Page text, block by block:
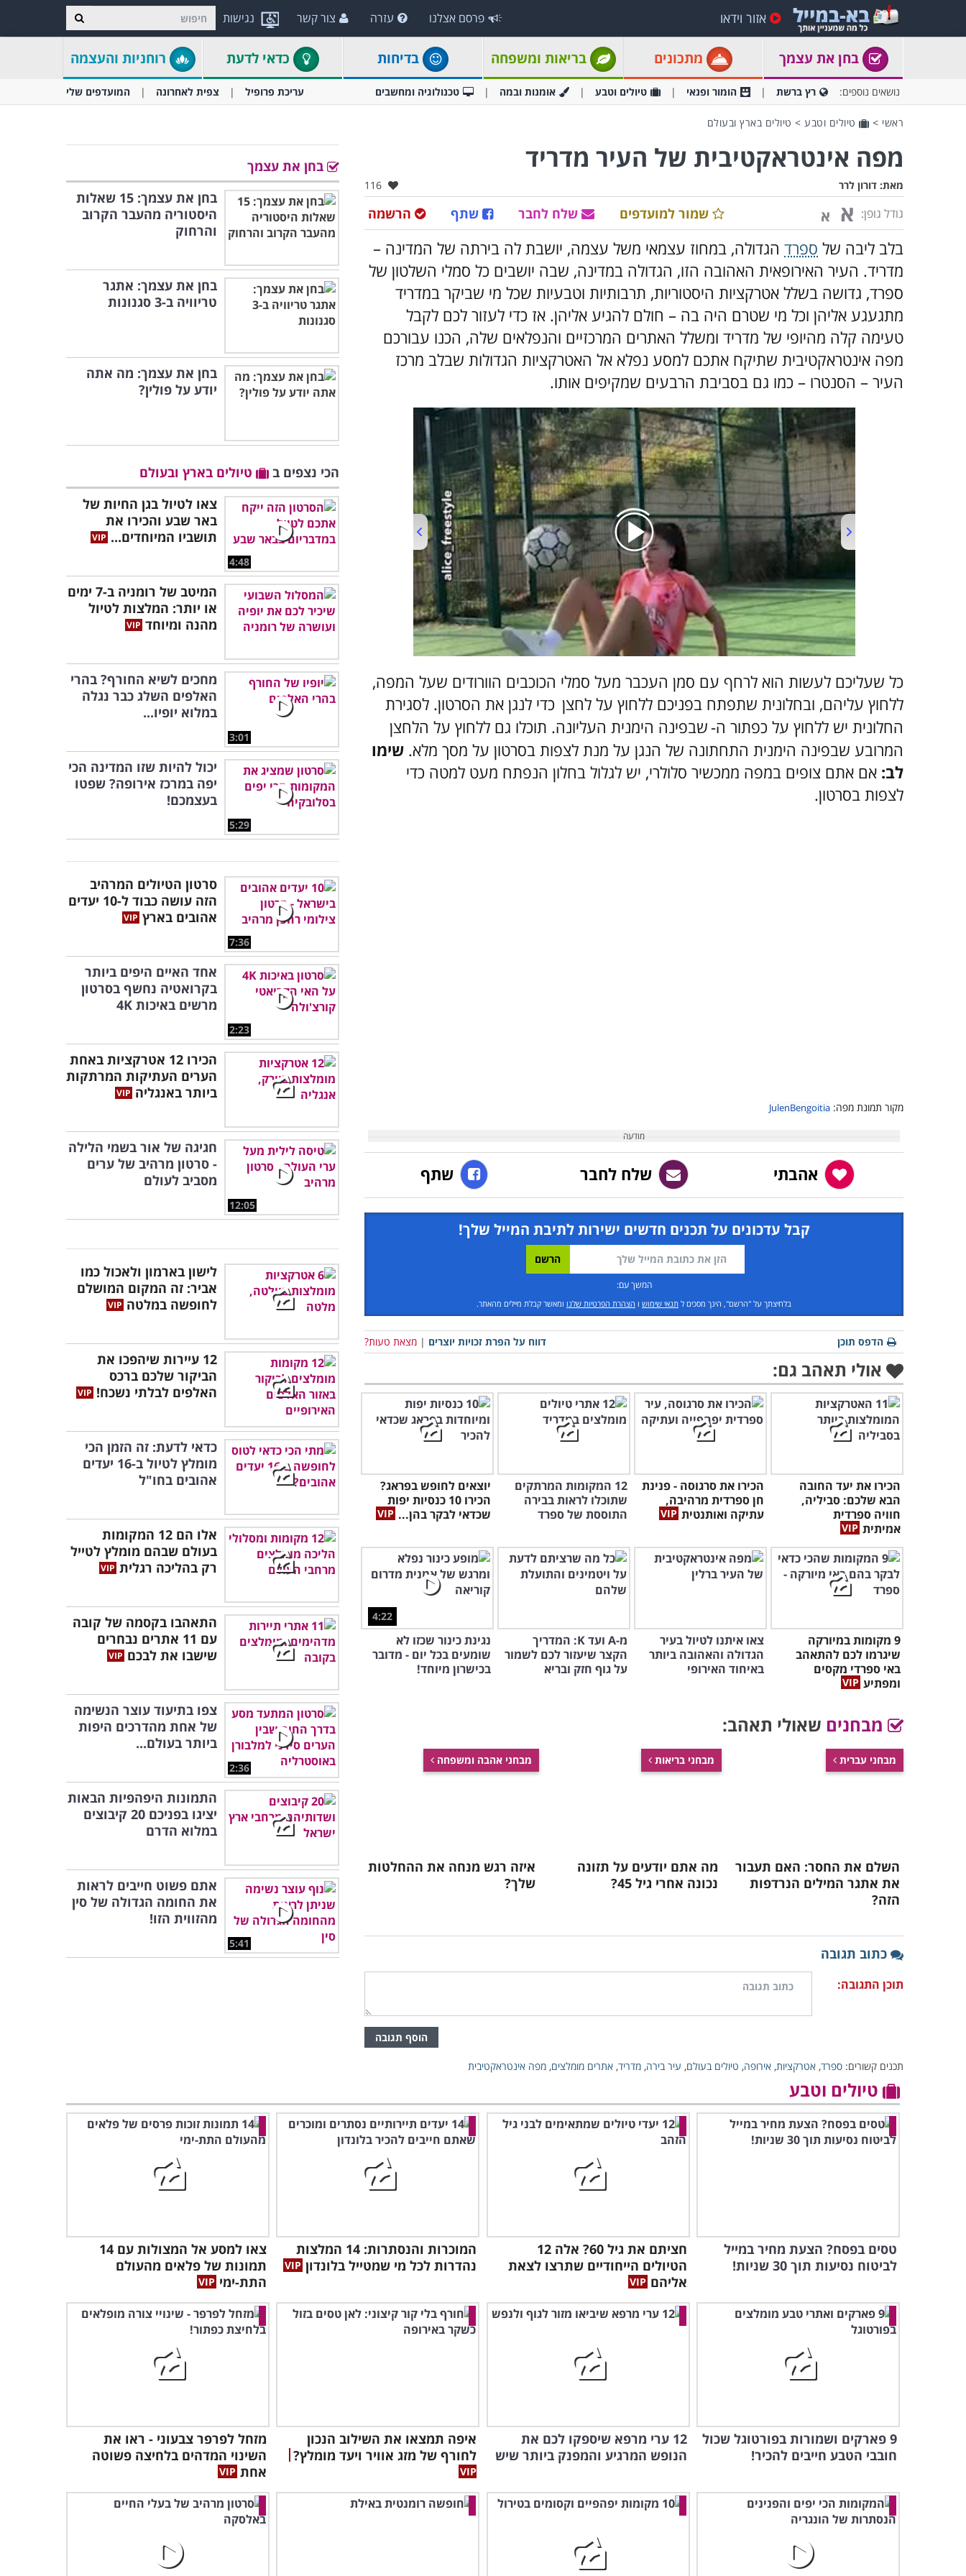
נגישות אזור וידאו פרסם אצלנו עזרה צור קשר
בחן את עצמך מתכונים בריאות ומשפחה בדיחות כדאי לדעת רוחניות והעצמה
נושאים נוספים: רץ ברשת הומור ופנאי טיולים וטבע אומנות ובמה טכנולוגיה ומחשבים עריכת פרופיל צפית לאחרונה המועדפים שלי
ראשי > טיולים וטבע > טיולים בארץ ובעולם
מפה אינטראקטיבית של העיר מדריד
מאת: דורון לרר אהבו:
116
גודל גופן: א א הרשמה שתף שלח לחבר שמור למועדפים
בלב ליבה של ספרד הגדולה, במחוז עצמאי משל עצמה, יושבת לה בירתה של המדינה –
מדריד. העיר האירופאית האהובה הזו, הגדולה במדינה, שבה יושבים כל סמלי השלטון של
ספרד, גדושה בשלל אטרקציות היסטוריות, תרבותיות וטבעיות שכל מי שביקר במדריד
מתגעגע אליהן וכל מי שטרם היה בה – חולם להגיע אליהן. אז כדי לעזור לכם לקבל
טעימה קלה מהיופי של מדריד ומשלל האתרים המרכזיים והנפלאים שלה, הכנו עבורכם
מפה אינטראקטיבית שתיקח אתכם למסע נפלא אל האטרקציות הגדולות שבלב מרכז
העיר – הסנטרו – כמו גם בסביבת הרבעים שמקיפים אותו.
00:00 01:04
כל שעליכם לעשות הוא לרחף עם סמן העכבר מעל סמלי הכוכבים הוורודים שעל המפה,
ללחוץ עליהם, ובחלונית שתפתח בפניכם ללחוץ על לחצן כדי לנגן את הסרטון. לסגירת
החלונית יש ללחוץ על כפתור ה-שבפינה הימנית העליונה. תוכלו גם ללחוץ על הלחצן
המרובע שבפינה הימנית התחתונה של הנגן על מנת לצפות בסרטון על מסך מלא. שימו
לב: אם אתם צופים במפה ממכשיר סלולרי, יש לגלול בחלון הנפתח מעט למטה כדי
לצפות בסרטון.
מקור תמונת מפה: JulenBengoitia
אהבתי שלח לחבר שתף
קבל עדכונים על תכנים חדשים ישירות לתיבת המייל שלך!
המשך עם:
בלחיצתך על "הרשם", הינך מסכים ל תנאי שימוש ו הצהרת הפרטיות שלנו ומאשר קבלת מיילים מהאתר.
דווח על הפרת זכויות יוצרים | מצאת טעות? הדפס תוכן
אולי תאהב גם:
הכירו את יעד החובה
הבא שלכם: סביליה,
חוויה ספרדית
אמיתית
הכירו את סרגוסה - פנינת
חן ספרדית מרהיבה,
עתיקה ואותנטית
12 המקומות המרתקים
שתוכלו לראות בבירה
התוססת של ספרד
יוצאים לחופש בפראג?
הכירו 10 כנסיות יפות
שכדאי לבקר בהן...
9 מקומות במיורקה
שיגרמו לכם להתאהב
באי ספרדי מקסים
ומפתיע
צאו איתנו לטיול בעיר
הגדולה והאהובה ביותר
באיחוד האירופי
מ-A ועד K: המדריך
הקצר שיעזור לכם לשמור
על גוף חזק ובריא
4:22
נגינת כינור שכזו לא
שומעים בכל יום - מדובר
בכישרון מיוחד!
מבחנים שאולי תאהב:
מבחני עברית
השלם את החסר: האם תעבור
את אתגר המילים הנרדפות
הזה?
מבחני בריאות
מה אתם יודעים על תזונה
נכונה אחרי גיל 45?
מבחני אהבה ומשפחה
איזה רגש מנחה את ההחלטות
שלך?
כתוב תגובה
תוכן התגובה:
הוסף תגובה
תכנים קשורים: ספרד, אטרקציות, אירופה, טיולים בעולם, עיר בירה, מדריד, אתרים מומלצים, מפה אינטראקטיבית
בחן את עצמך
בחן את עצמך: 15 שאלות
היסטוריה מהעבר הקרוב
והרחוק
בחן את עצמך: אתגר
טריוויה ב-3 סגנונות
בחן את עצמך: מה אתה
יודע על פולין?
הכי נצפים ב טיולים בארץ ובעולם
4:48
צאו לטיול בגן החיות של
באר שבע והכירו את
תושביו המיוחדים...
המיטב של רומניה ב-7 ימים
או יותר: המלצות לטיול
מהנה ומיוחד
3:01
מחכים לשיא החורף? בהרי
האלפים השלג כבר נגלה
במלוא יופיו...
5:29
יכול להיות שזו המדינה הכי
יפה במרכז אירופה? שפטו
בעצמכם!
7:36
סרטון הטיולים המרהיב
הזה עושה כבוד ל-10 יעדים
אהובים בארץ
2:23
אחד האיים היפים ביותר
בקרואטיה נחשף בסרטון
מרשים באיכות 4K
הכירו 12 אטרקציות באחת
הערים העתיקות המרתקות
ביותר באנגליה
12:05
חגיגה של אור בשמי הלילה
- סרטון מרהיב של ערים
מסביב לעולם
לישון בארמון ולאכול כמו
אביר: זה המקום המושלם
לחופשה במלטה
12 עיירות שיהפכו את
הביקור שלכם ברכס
האלפים לבלתי נשכח!
כדאי לדעת: זה הזמן הכי
מומלץ לטיול ב-16 יעדים
אהובים בחו"ל
אלו הם 12 המקומות
בעולם שבהם מומלץ לטייל
רק בהליכה רגלית
התאהבו בקסמה של קובה
עם 11 אתרים נבחרים
שישבו את לבכם
2:36
צפו בתיעוד עוצר הנשימה
של אחת מהדרכים היפות
ביותר בעולם...
התמונות היפהפיות הבאות
יציגו בפניכם 20 קיבוצים
במלוא הדרם
5:41
אתם פשוט חייבים לראות
את החומה הגדולה של סין
מהזווית הזו!
טיולים וטבע
טסים בפסח? הצעת מחיר במייל
לביטוח נסיעות תוך 30 שניות!
חציתם את גיל 60? אלה 12
הטיולים הייחודיים שתרצו לצאת
אליהם
המוכרות והנסתרות: 14 המלצות
נהדרות לכל מי שמטייל בלונדון
צאו למסע אל המצולות עם 14
תמונות של פלאים מהעולם
התת-ימי
9 פארקים ושמורות בפורטוגל שכול
חובבי הטבע חייבים להכיר!
12 ערי מרפא שיספקו לכם את
הנופש המרגיע והמפנק ביותר שיש
איפה תמצאו את השילוב הנכון
לחורף של מזג אוויר ויעד מומלץ?
מזחל לפרפר צבעוני - ראו את
השינוי המדהים בלחיצה פשוטה
אחת